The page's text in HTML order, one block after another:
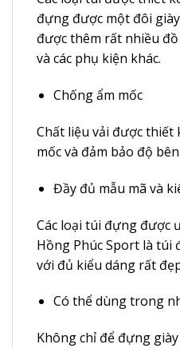
đựng được một đôi
được thêm rất nhiều
và các phụ kiện khác.
Chống ẩm mốc
Chất liệu vải được thiết
mốc và đảm bảo độ
Đầy đủ mẫu mã và
Các loại túi đựng được
Hồng Phúc Sport là túi
với đủ kiểu dáng rất
Có thể dùng trong
Không chỉ để đựng